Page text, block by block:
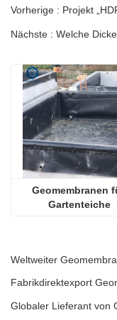
Geomembranen
Gartenteiche